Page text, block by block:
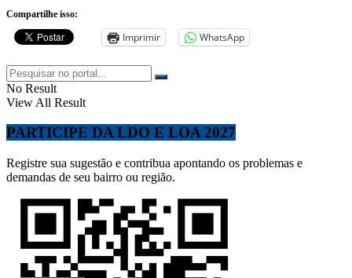
Compartilhe isso:
Imprimir WhatsApp
No Result
View All Result
PARTICIPE DA LDO E LOA 2027
Registre sua sugestão e contribua apontando os problemas e
demandas de seu bairro ou região.